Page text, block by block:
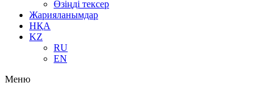
Өзіңді тексер
Жарияланымдар
НҚА
KZ
RU
EN
Меню